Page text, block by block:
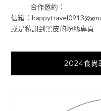
合作邀約：
信箱：
或是私訊到黑皮的粉絲專頁
2024食尚